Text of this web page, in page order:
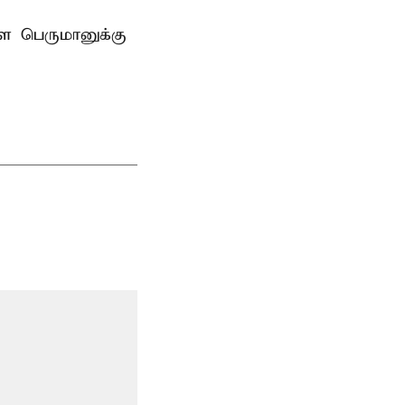
பெருமானுக்கு